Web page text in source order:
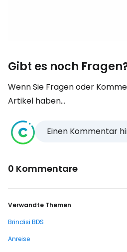
Gibt es noch
Wenn Sie Fragen oder
Artikel haben...
Einen Kommentar
0 Kommentare
Verwandte Themen
Brindisi BDS
Anreise